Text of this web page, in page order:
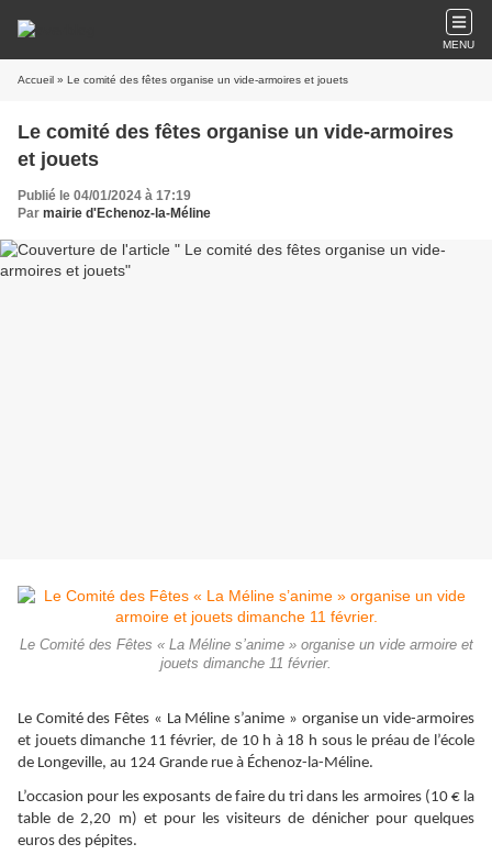
MENU
Accueil » Le comité des fêtes organise un vide-armoires et jouets
Le comité des fêtes organise un vide-armoires
et jouets
Publié le 04/01/2024 à 17:19
Par mairie d'Echenoz-la-Méline
Le Comité des Fêtes « La Méline s’anime » organise un vide armoire et
jouets dimanche 11 février.
Le Comité des Fêtes « La Méline s’anime » organise un vide-armoires
et jouets dimanche 11 février, de 10 h à 18 h sous le préau de l’école
de Longeville, au 124 Grande rue à Échenoz-la-Méline.
L’occasion pour les exposants de faire du tri dans les armoires (10 € la
table de 2,20 m) et pour les visiteurs de dénicher pour quelques
euros des pépites.